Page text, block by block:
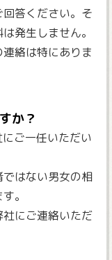
答ください。そ
発生しません。
絡は特にありま
か？
ご一任いただい
はない男女の相
。
にご連絡いただ